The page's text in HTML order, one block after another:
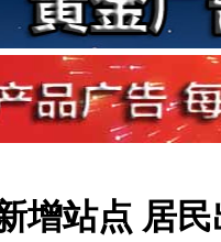
增站点 居